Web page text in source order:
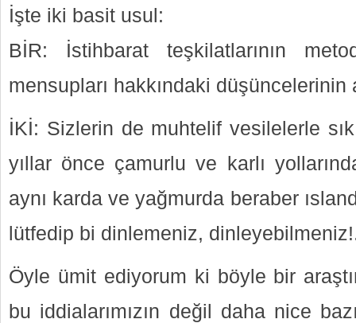
İşte iki basit usul:
BİR: İstihbarat teşkilatlarının
mensupları hakkındaki düşüncelerinin
İKİ: Sizlerin de muhtelif vesilelerle
yıllar önce çamurlu ve karlı
aynı karda ve yağmurda beraber
lütfedip bi dinlemeniz,
Öyle ümit ediyorum ki böyle bir
bu iddialarımızın değil daha nice